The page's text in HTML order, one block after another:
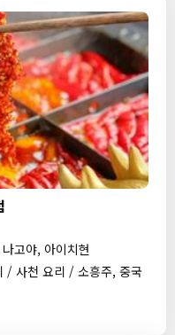
고야, 아이치현
/ 사천 요리 / 소흥주, 중국